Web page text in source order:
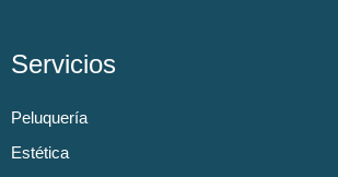
Servicios
Peluquería
Estética